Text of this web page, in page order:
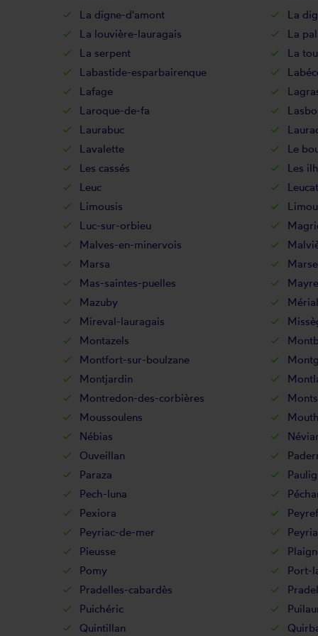
La digne-d'amont
La
La louvière-lauragais
La
La serpent
La
Labastide-esparbairenque
Lafage
Laroque-de-fa
Laurabuc
Lavalette
Le
Les cassés
Les
Leuc
Limousis
Luc-sur-orbieu
Malves-en-minervois
Marsa
Mas-saintes-puelles
Mazuby
Mérial
Mireval-lauragais
Montazels
Montfort-sur-boulzane
Montjardin
Montredon-des-corbières
Moussoulens
Nébias
Ouveillan
Paraza
Pech-luna
Pexiora
Peyriac-de-mer
Pieusse
Pomy
Port-
Pradelles-cabardès
Puichéric
Quintillan